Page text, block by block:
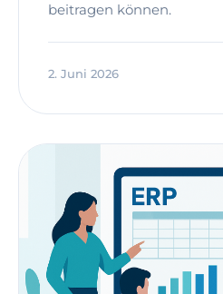
beitragen können.
2. Juni 2026